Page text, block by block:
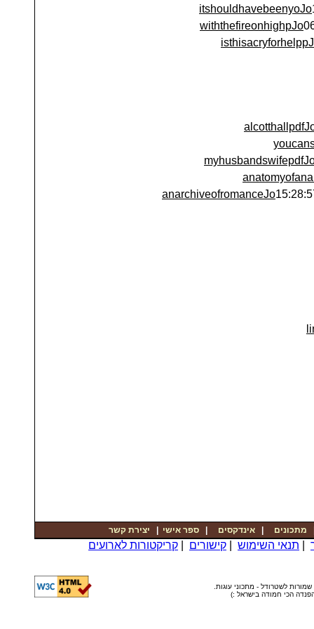
itshouldhavebeenyoJo
withthefireonhighpJo
anarchiveofromanceJo
מתכונים |אינדקסים |ספר אישי יצירת קשר
תנאי השימוש קישורים קריקטורות לארועים
שמורות לשטרודל - מתכוני עוגות.
הכי חמודה בישראל :)